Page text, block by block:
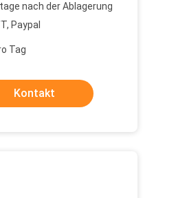
nach der Ablagerung
Paypal
Tag
Kontakt